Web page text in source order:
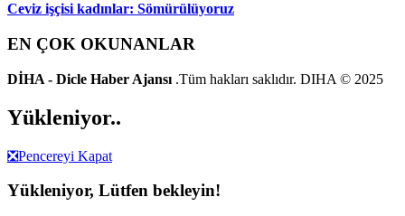
Ceviz işçisi kadınlar: Sömürülüyoruz
EN ÇOK OKUNANLAR
DİHA - Dicle Haber Ajansı .Tüm hakları saklıdır. DIHA © 2025
Yükleniyor..
❎Pencereyi Kapat
Yükleniyor, Lütfen bekleyin!